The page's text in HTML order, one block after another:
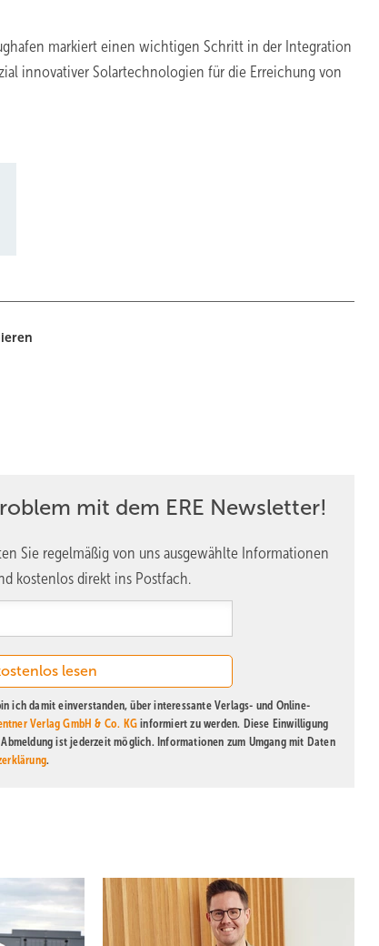
markiert einen wichtigen Schritt in der Integration
innovativer Solartechnologien für die Erreichung von
mit dem ERE Newsletter!
Sie regelmäßig von uns ausgewählte Informationen
kostenlos direkt ins Postfach.
ich damit einverstanden, über interessante Verlags- und Online-
Verlag GmbH & Co. KGinformiert zu werden. Diese Einwilligung
ist jederzeit möglich. Informationen zum Umgang mit Daten
.